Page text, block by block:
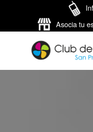
Asocia tu